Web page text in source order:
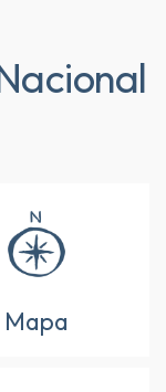
Mapa